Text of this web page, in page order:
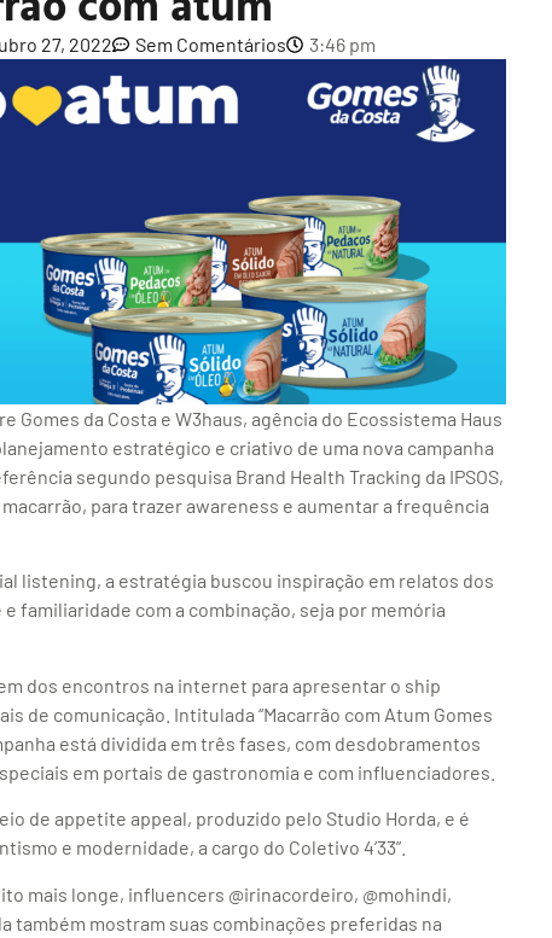
27, 2022 Sem Comentários 3:46 pm
Gomes da Costa e W3haus, agência do Ecossistema Haus
estratégico e criativo de uma nova campanha
segundo pesquisa Brand Health Tracking da IPSOS,
para trazer awareness e aumentar a frequência
listening, a estratégia buscou inspiração em relatos dos
familiaridade com a combinação, seja por memória
dos encontros na internet para apresentar o ship
de comunicação. Intitulada “Macarrão com Atum Gomes
está dividida em três fases, com desdobramentos
em portais de gastronomia e com influenciadores.
de appetite appeal, produzido pelo Studio Horda, e é
e modernidade, a cargo do Coletivo 4’33”.
mais longe, influencers @irinacordeiro, @mohindi,
também mostram suas combinações preferidas na